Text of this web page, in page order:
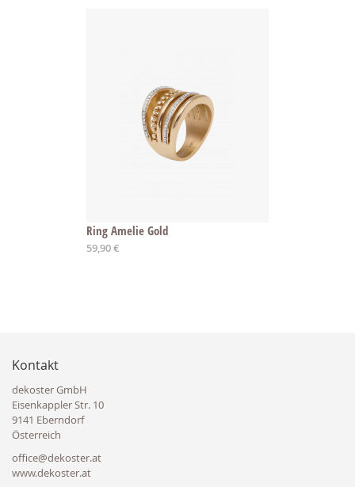
Ring Amelie Gold
59,90 €
Kontakt
dekoster GmbH
Eisenkappler Str. 10
9141 Eberndorf
Österreich
office@dekoster.at
www.dekoster.at